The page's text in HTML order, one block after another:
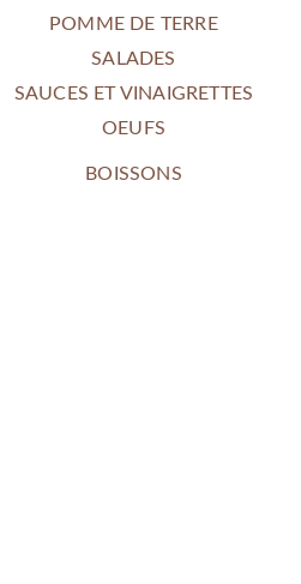
POMME DE TERRE
SALADES
SAUCES ET VINAIGRETTES
OEUFS
BOISSONS